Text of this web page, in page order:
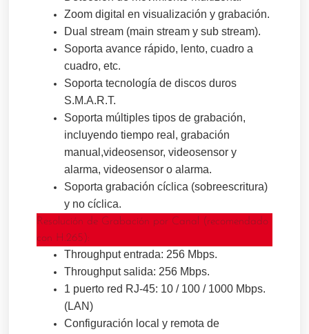
Zoom digital en visualización y grabación.
Dual stream (main stream y sub stream).
Soporta avance rápido, lento, cuadro a
cuadro, etc.
Soporta tecnología de discos duros
S.M.A.R.T.
Soporta múltiples tipos de grabación,
incluyendo tiempo real, grabación
manual,videosensor, videosensor y
alarma, videosensor o alarma.
Soporta grabación cíclica (sobreescritura)
y no cíclica.
Resolución de Grabación por Canal (recomendado
con H.265):
Throughput entrada: 256 Mbps.
Throughput salida: 256 Mbps.
1 puerto red RJ-45: 10 / 100 / 1000 Mbps.
(LAN)
Configuración local y remota de